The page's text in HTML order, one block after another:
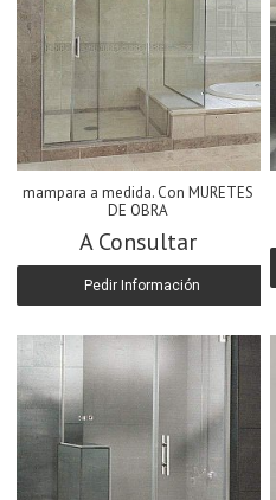
mampara a medida. Con MURETES
DE OBRA
A Consultar
Pedir Información